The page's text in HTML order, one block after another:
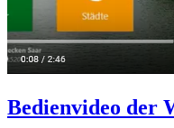
Bedienvideo der